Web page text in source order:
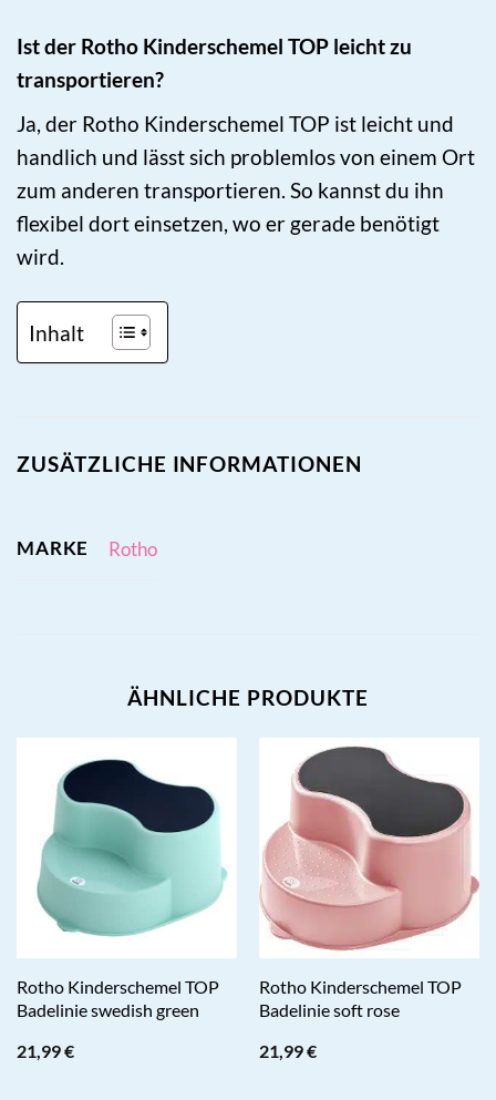
Ist der Rotho Kinderschemel TOP leicht zu
transportieren?
Ja, der Rotho Kinderschemel TOP ist leicht und
handlich und lässt sich problemlos von einem Ort
zum anderen transportieren. So kannst du ihn
flexibel dort einsetzen, wo er gerade benötigt
wird.
Inhalt
ZUSÄTZLICHE INFORMATIONEN
MARKE Rotho
ÄHNLICHE PRODUKTE
Rotho Kinderschemel TOP
Badelinie swedish green
21,99€
Rotho Kinderschemel TOP
Badelinie soft rose
21,99€